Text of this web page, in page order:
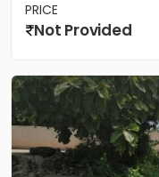
PRICE
Not Provided